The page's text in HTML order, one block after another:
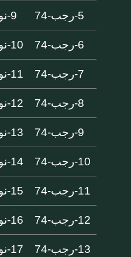
5-رجب-74 9-نوفمبر-693
6-رجب-74 10-نوفمبر-693
7-رجب-74 11-نوفمبر-693
8-رجب-74 12-نوفمبر-693
9-رجب-74 13-نوفمبر-693
10-رجب-74 14-نوفمبر-693
11-رجب-74 15-نوفمبر-693
12-رجب-74 16-نوفمبر-693
13-رجب-74 17-نوفمبر-693